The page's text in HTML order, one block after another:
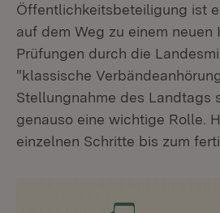
Öffentlichkeitsbeteiligung ist
auf dem Weg zu einem neuen
Prüfungen durch die
"klassische
Stellungnahme des Landtags
genauso eine wichtige Rolle.
einzelnen Schritte bis zum